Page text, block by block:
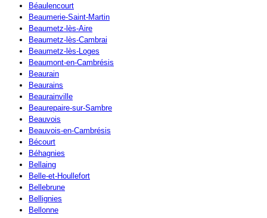
Béaulencourt
Beaumerie-Saint-Martin
Beaumetz-lès-Aire
Beaumetz-lès-Cambrai
Beaumetz-lès-Loges
Beaumont-en-Cambrésis
Beaurain
Beaurains
Beaurainville
Beaurepaire-sur-Sambre
Beauvois
Beauvois-en-Cambrésis
Bécourt
Béhagnies
Bellaing
Belle-et-Houllefort
Bellebrune
Bellignies
Bellonne